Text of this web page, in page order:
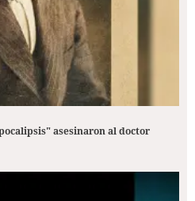
asesinaron al doctor